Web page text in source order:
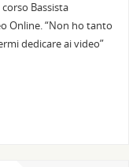
Bassista
Online. “Non ho tanto
dedicare ai video”